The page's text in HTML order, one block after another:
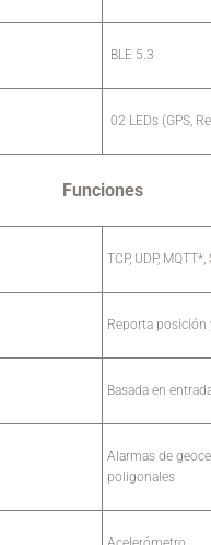
BLE 5.3
02 LEDs (GPS,
Funciones
TCP, UDP, MQTT*,
Reporta posición
Basada en
Alarmas de
poligonales